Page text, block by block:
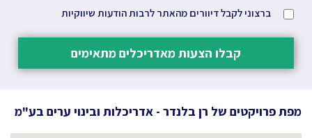
ברצוני לקבל דיוורים מהאתר לרבות הודעות שיווקיות
קבלו הצעות מאדריכלים מתאימים
מפת פרויקטים של רן בלנדר - אדריכלות ובינוי ערים בע"מ